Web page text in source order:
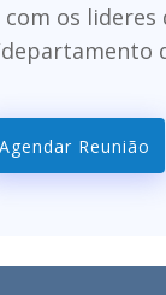
com os lideres
Agendar Reunião